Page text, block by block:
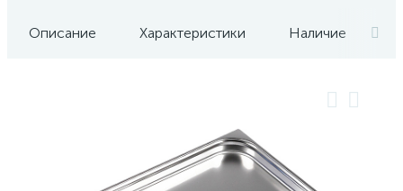
Описание Характеристики Наличие